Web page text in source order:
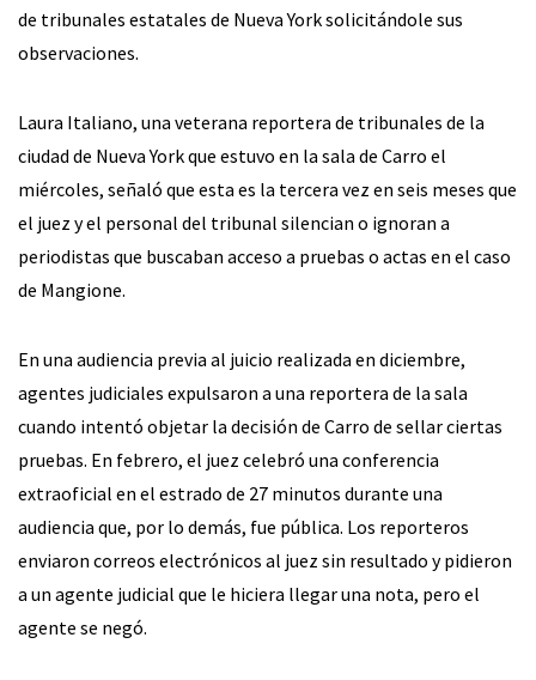
de tribunales estatales de Nueva York solicitándole sus
observaciones.
Laura Italiano, una veterana reportera de tribunales de la
ciudad de Nueva York que estuvo en la sala de Carro el
miércoles, señaló que esta es la tercera vez en seis meses que
el juez y el personal del tribunal silencian o ignoran a
periodistas que buscaban acceso a pruebas o actas en el caso
de Mangione.
En una audiencia previa al juicio realizada en diciembre,
agentes judiciales expulsaron a una reportera de la sala
cuando intentó objetar la decisión de Carro de sellar ciertas
pruebas. En febrero, el juez celebró una conferencia
extraoficial en el estrado de 27 minutos durante una
audiencia que, por lo demás, fue pública. Los reporteros
enviaron correos electrónicos al juez sin resultado y pidieron
a un agente judicial que le hiciera llegar una nota, pero el
agente se negó.